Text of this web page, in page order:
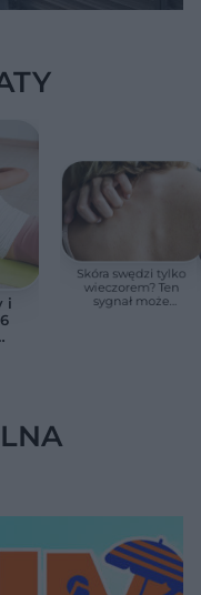
i
Skóra swędzi tylko
wieczorem? Ten
sygnał może